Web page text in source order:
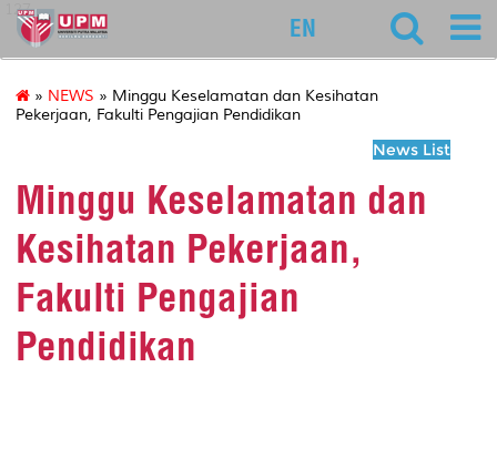
127
EN
» NEWS » Minggu Keselamatan dan Kesihatan
Pekerjaan, Fakulti Pengajian Pendidikan
News List
Minggu Keselamatan dan
Kesihatan Pekerjaan,
Fakulti Pengajian
Pendidikan